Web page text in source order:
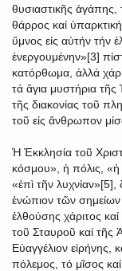
θυσιαστικῆς ἀγάπης,
θάρρος καί
ὕμνος εἰς αὐτήν τήν
ἐνεργουμένην»[3]
κατόρθωμα, ἀλλά
τά ἅγια μυστήρια τῆς
τῆς διακονίας τοῦ
τοῦ εἰς ἄνθρωπον
Ἡ Ἐκκλησία τοῦ
κόσμου», ἡ πόλις,
«ἐπὶ τῆν
ἐνώπιον τῶν σημείων
ἐλθούσης χάριτος
τοῦ Σταυροῦ καί τῆς
Εὐαγγέλιον εἰρήνης,
πόλεμος, τό μῖσος καί